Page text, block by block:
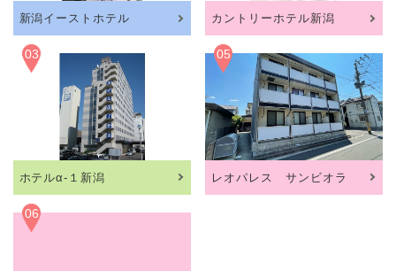
新潟イーストホテル カントリーホテル新潟
ホテルα-１新潟
03
レオパレス サンビオラ
05
06